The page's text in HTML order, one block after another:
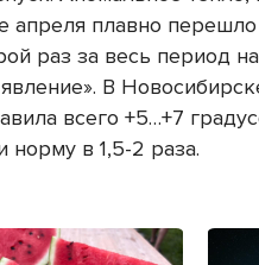
апреля плавно
раз за весь период
В
всего +5…+7
норму в 1,5-2 раза.